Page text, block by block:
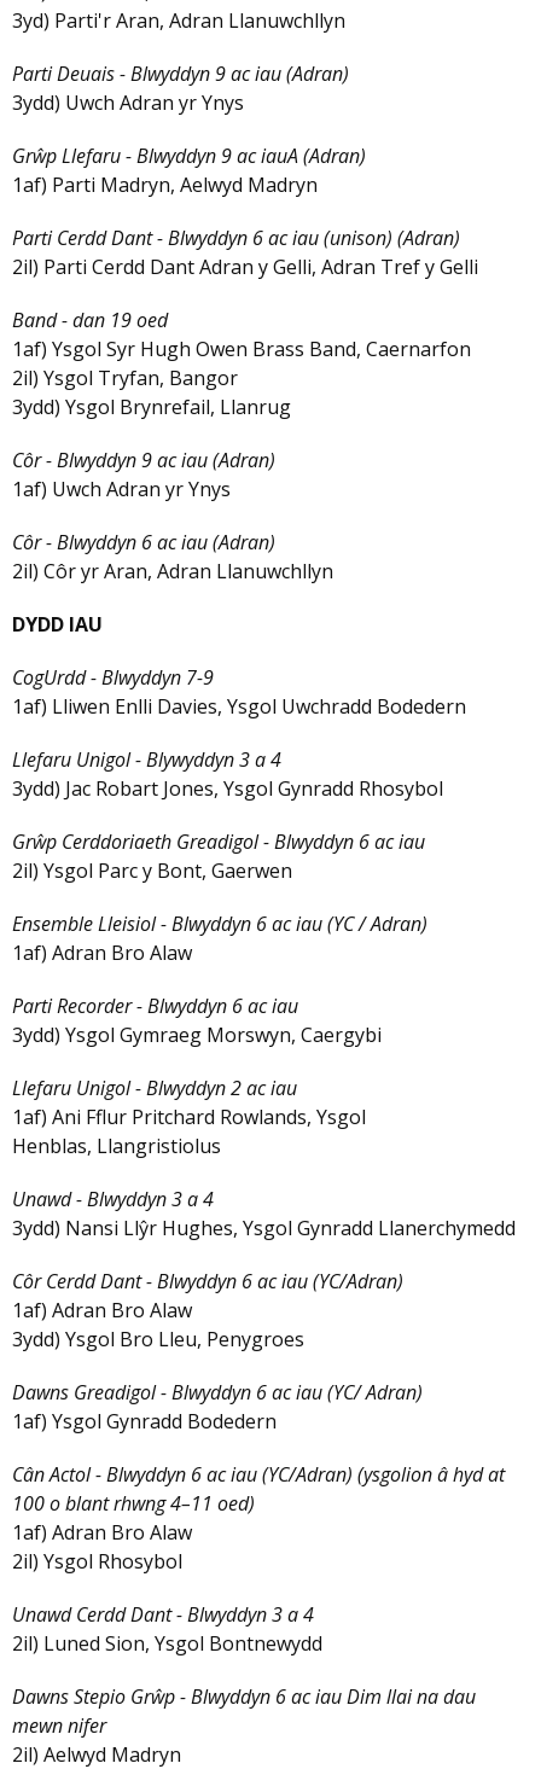
3yd) Parti'r Aran, Adran Llanuwchllyn
Parti Deuais - Blwyddyn 9 ac iau (Adran)
3ydd) Uwch Adran yr Ynys
Grŵp Llefaru - Blwyddyn 9 ac iauA (Adran)
1af) Parti Madryn, Aelwyd Madryn
Parti Cerdd Dant - Blwyddyn 6 ac iau (unison) (Adran)
2il) Parti Cerdd Dant Adran y Gelli, Adran Tref y Gelli
Band - dan 19 oed
1af) Ysgol Syr Hugh Owen Brass Band, Caernarfon
2il) Ysgol Tryfan, Bangor
3ydd) Ysgol Brynrefail, Llanrug
Côr - Blwyddyn 9 ac iau (Adran)
1af) Uwch Adran yr Ynys
Côr - Blwyddyn 6 ac iau (Adran)
2il) Côr yr Aran, Adran Llanuwchllyn
DYDD IAU
CogUrdd - Blwyddyn 7-9
1af) Lliwen Enlli Davies, Ysgol Uwchradd Bodedern
Llefaru Unigol - Blywyddyn 3 a 4
3ydd) Jac Robart Jones, Ysgol Gynradd Rhosybol
Grŵp Cerddoriaeth Greadigol - Blwyddyn 6 ac iau
2il) Ysgol Parc y Bont, Gaerwen
Ensemble Lleisiol - Blwyddyn 6 ac iau (YC / Adran)
1af) Adran Bro Alaw
Parti Recorder - Blwyddyn 6 ac iau
3ydd) Ysgol Gymraeg Morswyn, Caergybi
Llefaru Unigol - Blwyddyn 2 ac iau
1af) Ani Fflur Pritchard Rowlands, Ysgol
Henblas, Llangristiolus
Unawd - Blwyddyn 3 a 4
3ydd) Nansi Llŷr Hughes, Ysgol Gynradd Llanerchymedd
Côr Cerdd Dant - Blwyddyn 6 ac iau (YC/Adran)
1af) Adran Bro Alaw
3ydd) Ysgol Bro Lleu, Penygroes
Dawns Greadigol - Blwyddyn 6 ac iau (YC/ Adran)
1af) Ysgol Gynradd Bodedern
Cân Actol - Blwyddyn 6 ac iau (YC/Adran) (ysgolion â hyd at
100 o blant rhwng 4–11 oed)
1af) Adran Bro Alaw
2il) Ysgol Rhosybol
Unawd Cerdd Dant - Blwyddyn 3 a 4
2il) Luned Sion, Ysgol Bontnewydd
Dawns Stepio Grŵp - Blwyddyn 6 ac iau Dim llai na dau
mewn nifer
2il) Aelwyd Madryn